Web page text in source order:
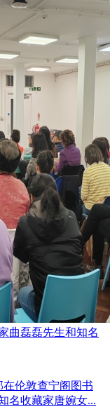
曲磊磊先生和知名
在伦敦查宁阁图书
名收藏家唐婉女...